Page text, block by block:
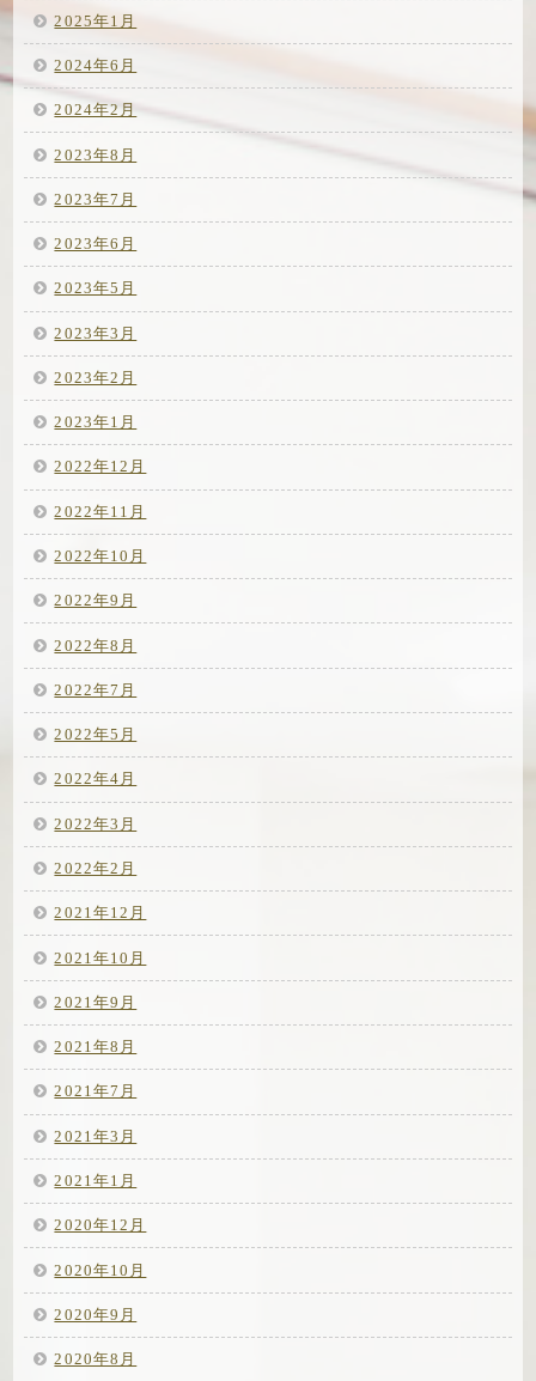
2025年1月
2024年6月
2024年2月
2023年8月
2023年7月
2023年6月
2023年5月
2023年3月
2023年2月
2023年1月
2022年12月
2022年11月
2022年10月
2022年9月
2022年8月
2022年7月
2022年5月
2022年4月
2022年3月
2022年2月
2021年12月
2021年10月
2021年9月
2021年8月
2021年7月
2021年3月
2021年1月
2020年12月
2020年10月
2020年9月
2020年8月